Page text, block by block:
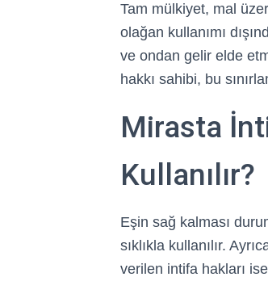
Tam mülkiyet, mal
olağan kullanımı
ve ondan gelir elde
hakkı sahibi, bu
Mirasta
Kullanılır?
Eşin sağ kalması
sıklıkla kullanılır.
verilen intifa hakları